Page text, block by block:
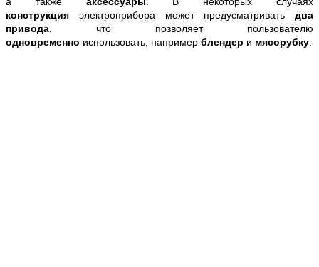
конструкция электроприбора может предусматривать два
привода, что позволяет пользователю
одновременно использовать, например блендер и мясорубку.